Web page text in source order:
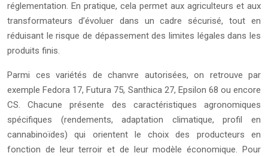
réglementation. En pratique, cela permet aux agriculteurs et aux
transformateurs d’évoluer dans un cadre sécurisé, tout en
réduisant le risque de dépassement des limites légales dans les
produits finis.
Parmi ces variétés de chanvre autorisées, on retrouve par
exemple Fedora 17, Futura 75, Santhica 27, Epsilon 68 ou encore
CS. Chacune présente des caractéristiques agronomiques
spécifiques (rendements, adaptation climatique, profil en
cannabinoïdes) qui orientent le choix des producteurs en
fonction de leur terroir et de leur modèle économique. Pour